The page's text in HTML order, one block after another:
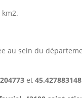
au sein du
et